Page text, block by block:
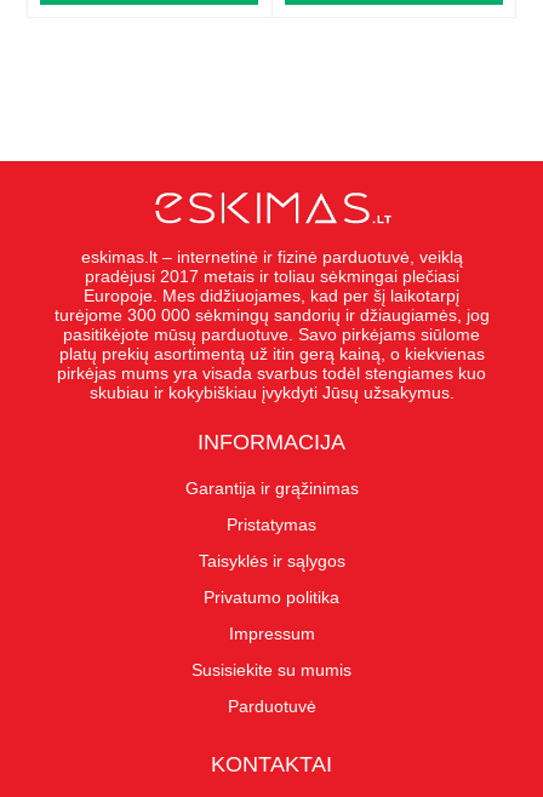
eskimas.lt – internetinė ir fizinė parduotuvė, veiklą
pradėjusi 2017 metais ir toliau sėkmingai plečiasi
Europoje. Mes didžiuojames, kad per šį laikotarpį
turėjome 300 000 sėkmingų sandorių ir džiaugiamės, jog
pasitikėjote mūsų parduotuve. Savo pirkėjams siūlome
platų prekių asortimentą už itin gerą kainą, o kiekvienas
pirkėjas mums yra visada svarbus todėl stengiames kuo
skubiau ir kokybiškiau įvykdyti Jūsų užsakymus.
INFORMACIJA
Garantija ir grąžinimas
Pristatymas
Taisyklės ir sąlygos
Privatumo politika
Impressum
Susisiekite su mumis
Parduotuvė
KONTAKTAI